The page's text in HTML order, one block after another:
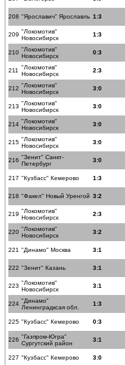
208 "Ярославич" Ярославль 1:3
209 "Локомотив"
Новосибирск
1:3
210 "Локомотив"
Новосибирск
0:3
211
"Локомотив"
Новосибирск
2:3
212 "Локомотив"
Новосибирск
3:0
213 "Локомотив"
Новосибирск
3:0
214 "Локомотив"
Новосибирск
3:0
215 "Локомотив"
Новосибирск
3:0
216 "Зенит" Санкт-
Петербург
3:0
217 "Кузбасс" Кемерово 1:3
218 "Факел" Новый Уренгой 3:2
219 "Локомотив"
Новосибирск
2:3
220 "Локомотив"
Новосибирск
3:2
221 "Динамо" Москва 3:1
222 "Зенит" Казань 3:1
223 "Локомотив"
Новосибирск
3:1
224 "Динамо"
Ленинградксая обл.
1:3
225 "Кузбасс" Кемерово 0:3
226 "Газпром-Югра"
Сургутский район
3:1
227 "Кузбасс" Кемерово 3:0